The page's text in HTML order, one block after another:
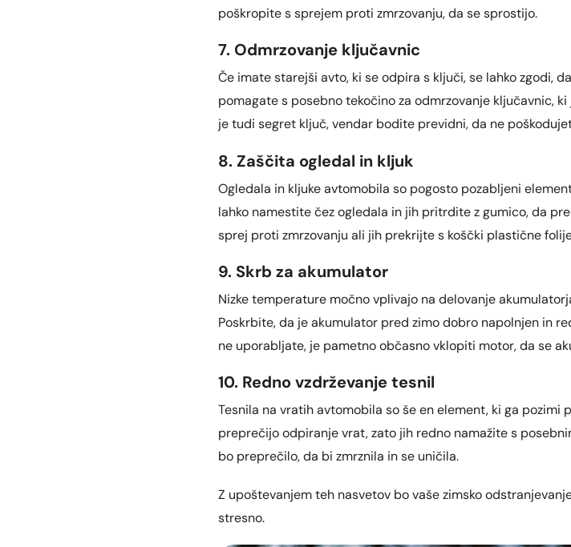
poškropite s sprejem proti zmrzovanju, da se sprostijo.
7. Odmrzovanje ključavnic
Če imate starejši avto, ki se odpira s ključi, se lahko zgodi,
pomagate s posebno tekočino za odmrzovanje ključavnic,
je tudi segret ključ, vendar bodite previdni, da ne
8. Zaščita ogledal in kljuk
Ogledala in kljuke avtomobila so pogosto pozabljeni
lahko namestite čez ogledala in jih pritrdite z gumico, da
sprej proti zmrzovanju ali jih prekrijte s koščki plastične
9. Skrb za akumulator
Nizke temperature močno vplivajo na delovanje
Poskrbite, da je akumulator pred zimo dobro napolnjen in
ne uporabljate, je pametno občasno vklopiti motor, da se
10. Redno vzdrževanje tesnil
Tesnila na vratih avtomobila so še en element, ki ga pozimi
preprečijo odpiranje vrat, zato jih redno namažite s
bo preprečilo, da bi zmrznila in se uničila.
Z upoštevanjem teh nasvetov bo vaše zimsko
stresno.